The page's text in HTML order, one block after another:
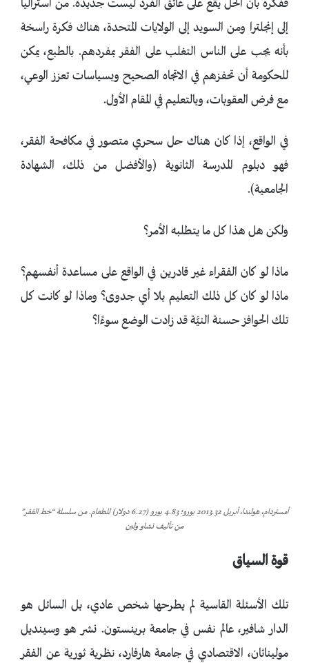
ففكرة بأن الحل يقع على عاتق الفرد ليست جديدة. من أستراليا
إلى إنجلترا ومن السويد إلى الولايات المتحدة، هناك فكرة راسخة
بأنه يجب على الناس التغلب على الفقر بمفردهم. بالطبع، يمكن
للحكومة أن تحفزهم في الاتجاه الصحيح وبسياسات تعزز الوعي،
مع فرض العقوبات، وبالتعليم في المقام الأول.
في الواقع، إذا كان هناك حل سحري متصور في مكافحة الفقر،
فهو دبلوم المدرسة الثانوية (والأفضل من ذلك، الشهادة
الجامعية).
ولكن هل هذا كل ما يتطلبه الأمر؟
ماذا لو كان الفقراء غير قادرين في الواقع على مساعدة أنفسهم؟
ماذا لو كان كل ذلك التعليم بلا أي جدوى؟ وماذا لو كانت كل
تلك الحوافز حسنة النيَّة قد زادت الوضع سوءًا؟
أمستردام، هولندا، أبريل 2013.32 يورو؛ 4.83 يورو (6.27 دولار) للطعام. من سلسلة “خط الفقر”
من تأليف تشاو ولين
قوة السياق
تلك الأسئلة القاسية لم يطرحها شخص عادي، بل السائل هو
الدار شافير، عالم نفس في جامعة برينستون. نشر هو وسينديل
موليناثان، الاقتصادي في جامعة هارفارد، نظرية ثورية عن الفقر